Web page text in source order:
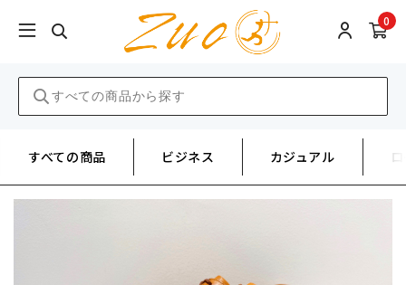
0
すべての商品 ビジネス カジュアル